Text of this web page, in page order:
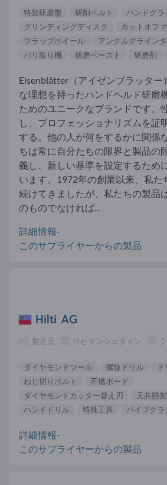
特製研磨盤 研削ベルト
ハンドグラ
グリンディングディスク
カットオフ
フラップホイール
アングルグライン
バリ取り機
研磨ペースト 研磨剤
Eisenblätter（アイゼンブラッター
な理想を持ったハンドヘルド研磨
ためのユニークなブランドです。
し、プロフェッショナリズムを証
する。他の人が何をするかに関係
ちは常に自分たちの限界と製品の
義し、新しい基準を設定するため
います。1972年の創業以来、私た
続けてきましたが、私たちの製品
のものでなければ...
詳細情報-
このサプライヤーからの製品
Hilti AG
製造元 リヒテンシュタイン
ダイヤモンドツール 螺旋ドリル
ねじ切りボルト
不燃ボード
ダイヤモンドカッター替え刃
天井懸
ハンドドリル
特殊工具 パイプクラ
詳細情報-
このサプライヤーからの製品